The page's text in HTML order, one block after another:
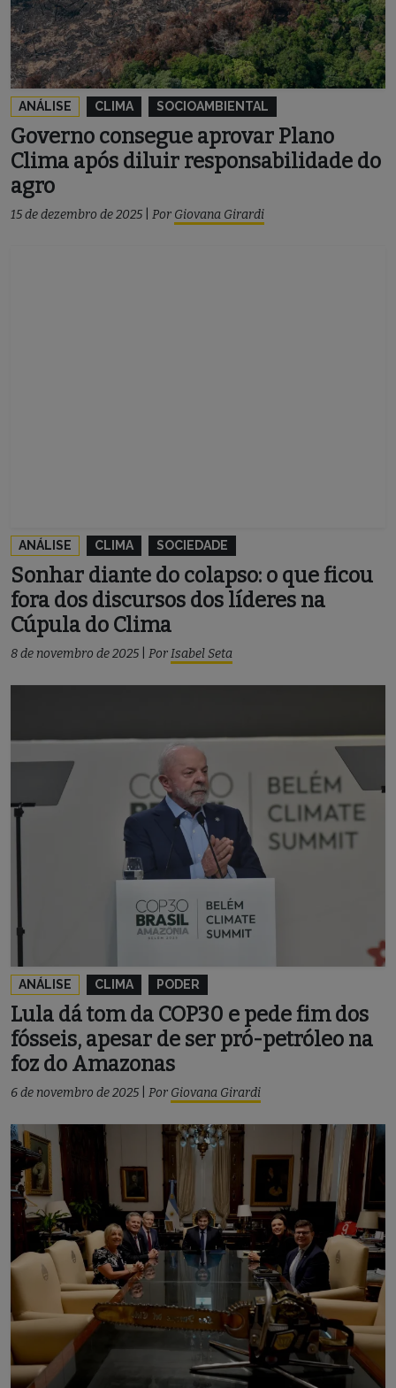
ANÁLISE CLIMA SOCIOAMBIENTAL
Governo consegue aprovar Plano
Clima após diluir responsabilidade do
agro
15 de dezembro de 2025 Por Giovana Girardi
ANÁLISE CLIMA SOCIEDADE
Sonhar diante do colapso: o que ficou
fora dos discursos dos líderes na
Cúpula do Clima
8 de novembro de 2025 PorIsabel Seta
ANÁLISE CLIMA PODER
Lula dá tom da COP30 e pede fim dos
fósseis, apesar de ser pró-petróleo na
foz do Amazonas
6 de novembro de 2025 Por Giovana Girardi